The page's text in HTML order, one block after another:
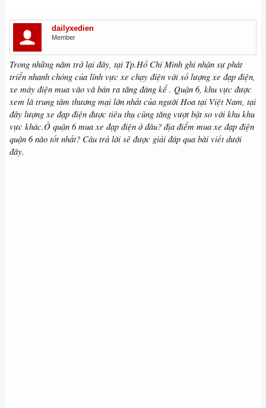
dailyxedien
Member
Trong những năm trở lại đây, tại Tp.Hồ Chí Minh ghi nhận sự phát
triển nhanh chóng của lĩnh vực xe chạy điện với số lượng xe đạp điện,
xe máy điện mua vào và bán ra tăng đáng kể . Quận 6, khu vực được
xem là trung tâm thương mại lớn nhất của người Hoa tại Việt Nam, tại
đây lượng xe đạp điện được tiêu thụ cũng tăng vượt bật so với khu khu
vực khác.Ở quận 6 mua xe đạp điện ở đâu? địa điểm mua xe đạp điện
quận 6 nào tốt nhất? Câu trả lời sẽ được giải đáp qua bài viết dưới
đây.